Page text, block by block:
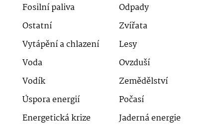
Fosilní paliva
Odpady
Ostatní
Zvířata
Vytápění a chlazení
Lesy
Voda
Ovzduší
Vodík
Zemědělství
Úspora energií
Počasí
Energetická krize
Jaderná energie